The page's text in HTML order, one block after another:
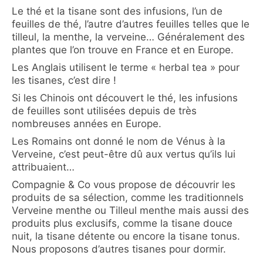
Le thé et la tisane sont des infusions, l’un de
feuilles de thé, l’autre d’autres feuilles telles que le
tilleul, la menthe, la verveine… Généralement des
plantes que l’on trouve en France et en Europe.
Les Anglais utilisent le terme « herbal tea » pour
les tisanes, c’est dire !
Si les Chinois ont découvert le thé, les infusions
de feuilles sont utilisées depuis de très
nombreuses années en Europe.
Les Romains ont donné le nom de Vénus à la
Verveine, c’est peut-être dû aux vertus qu’ils lui
attribuaient…
Compagnie & Co vous propose de découvrir les
produits de sa sélection, comme les traditionnels
Verveine menthe ou Tilleul menthe mais aussi des
produits plus exclusifs, comme la tisane douce
nuit, la tisane détente ou encore la tisane tonus.
Nous proposons d’autres tisanes pour dormir.